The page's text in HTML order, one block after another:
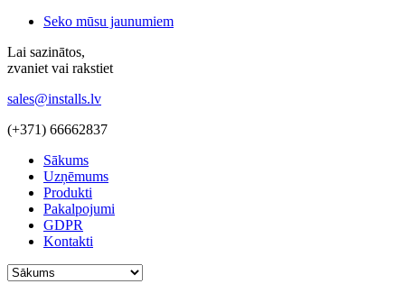
Seko mūsu jaunumiem
Lai sazinātos,
zvaniet vai rakstiet
sales@installs.lv
(+371) 66662837
Sākums
Uzņēmums
Produkti
Pakalpojumi
GDPR
Kontakti